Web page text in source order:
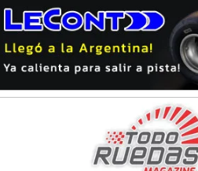
Rufino (Santa Fe)
TUCUMANO - F5
Juan Navarro (Asfalto)
El Timbó (Tucumán)